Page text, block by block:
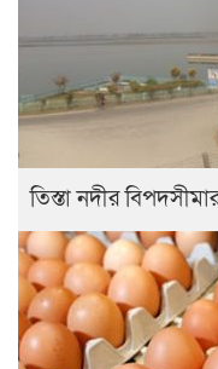
তিস্তা নদীর